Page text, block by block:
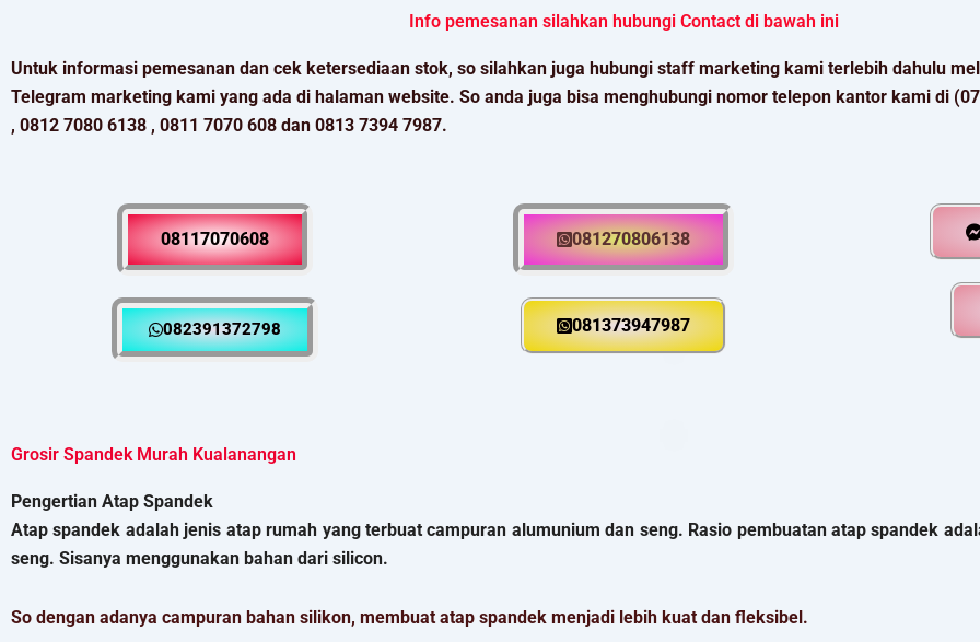
Info pemesanan silahkan hubungi Contact di bawah ini
Untuk informasi pemesanan dan cek ketersediaan stok, so silahkan juga hubungi staff marketing kami terlebih dahulu
Telegram marketing kami yang ada di halaman website. So anda juga bisa menghubungi nomor telepon kantor kami di
, 0812 7080 6138 , 0811 7070 608 dan 0813 7394 7987.
08117070608
082391372798
081270806138
081373947987
Grosir Spandek Murah Kualanangan
Pengertian Atap Spandek
Atap spandek adalah jenis atap rumah yang terbuat campuran alumunium dan seng. Rasio pembuatan atap spandek
seng. Sisanya menggunakan bahan dari silicon.
So dengan adanya campuran bahan silikon, membuat atap spandek menjadi lebih kuat dan fleksibel.